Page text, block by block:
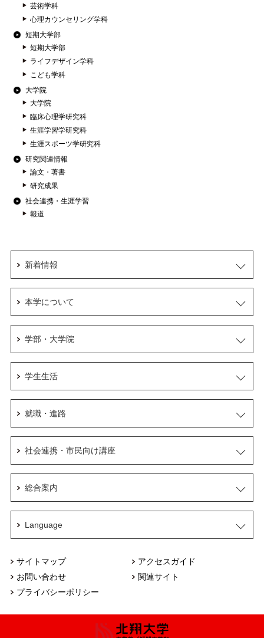
芸術学科
心理カウンセリング学科
短期大学部
短期大学部
ライフデザイン学科
こども学科
大学院
大学院
臨床心理学研究科
生涯学習学研究科
生涯スポーツ学研究科
研究関連情報
論文・著書
研究成果
社会連携・生涯学習
報道
サイトマップ
アクセスガイド
お問い合わせ
関連サイト
プライバシーポリシー
新着情報
本学について
学部・大学院
学生生活
就職・進路
社会連携・市民向け講座
総合案内
Language